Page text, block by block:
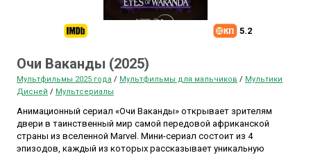
5.2
Очи Ваканды (2025)
Мультфильмы 2025 года / Мультфильмы для мальчиков / Мультики
Дисней / Мультсериалы
Анимационный сериал «Очи Ваканды» открывает зрителям
двери в таинственный мир самой передовой африканской
страны из вселенной Marvel. Мини-сериал состоит из 4
эпизодов, каждый из которых рассказывает уникальную